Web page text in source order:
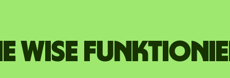
Wise